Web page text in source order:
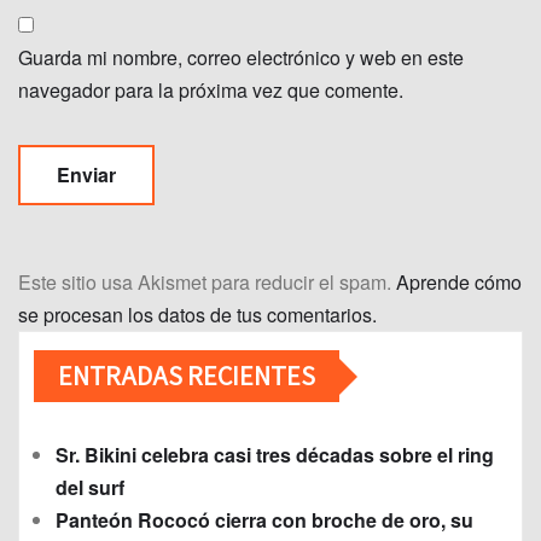
Guarda mi nombre, correo electrónico y web en este
navegador para la próxima vez que comente.
Este sitio usa Akismet para reducir el spam. Aprende cómo
se procesan los datos de tus comentarios.
ENTRADAS RECIENTES
Sr. Bikini celebra casi tres décadas sobre el ring
del surf
Panteón Rococó cierra con broche de oro, su